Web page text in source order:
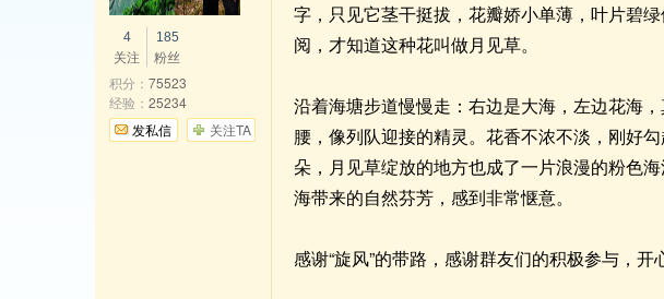
字，只见它茎干挺拔，花瓣娇小单薄，叶片碧
阅，才知道这种花叫做月见草。
沿着海塘步道慢慢走：右边是大海，左边花海
腰，像列队迎接的精灵。花香不浓不淡，刚好
朵，月见草绽放的地方也成了一片浪漫的粉色
海带来的自然芬芳，感到非常惬意。
感谢“旋风”的带路，感谢群友们的积极参与，开
4
关注
185
粉丝
积分： 75523
经验： 25234
发私信
关注TA